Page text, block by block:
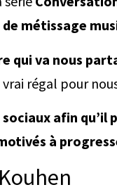
métissage
qui va nous
vrai régal pour
afin qu’il
à